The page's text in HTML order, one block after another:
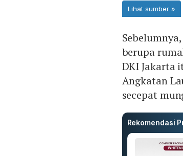
berupa
DKI Jakarta
Angkatan
secepat
Rekomendasi